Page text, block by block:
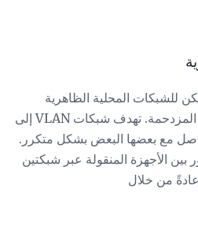
للشبكات المحلية الظاهرية
تحسين الأداء العام للشبكات المزدحمة. تهدف شبكات VLAN إلى
مع بعضها البعض بشكل متكرر.
الأجهزة المنقولة عبر شبكتين
من خلال